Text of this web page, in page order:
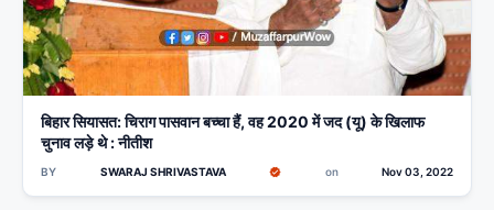
बिहार सियासत: चिराग पासवान बच्चा हैं, वह 2020 में जद (यू) के खिलाफ
चुनाव लड़े थे : नीतीश
BY SWARAJ SHRIVASTAVA on Nov 03, 2022